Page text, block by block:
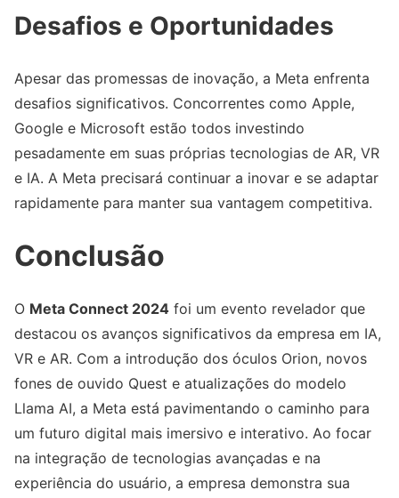
Desafios e Oportunidades
Apesar das promessas de inovação, a Meta enfrenta
desafios significativos. Concorrentes como Apple,
Google e Microsoft estão todos investindo
pesadamente em suas próprias tecnologias de AR, VR
e IA. A Meta precisará continuar a inovar e se adaptar
rapidamente para manter sua vantagem competitiva.
Conclusão
O Meta Connect 2024 foi um evento revelador que
destacou os avanços significativos da empresa em IA,
VR e AR. Com a introdução dos óculos Orion, novos
fones de ouvido Quest e atualizações do modelo
Llama AI, a Meta está pavimentando o caminho para
um futuro digital mais imersivo e interativo. Ao focar
na integração de tecnologias avançadas e na
experiência do usuário, a empresa demonstra sua